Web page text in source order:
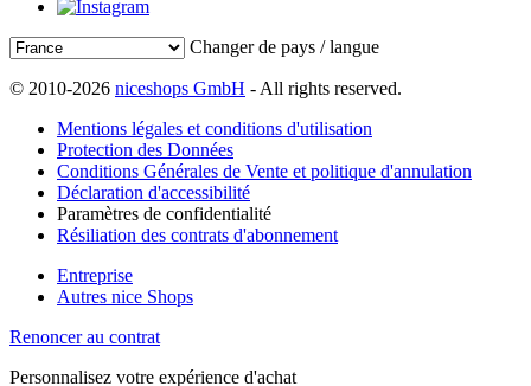
Changer de pays / langue
© 2010-2026 niceshops GmbH - All rights reserved.
Mentions légales et conditions d'utilisation
Protection des Données
Conditions Générales de Vente et politique d'annulation
Déclaration d'accessibilité
Paramètres de confidentialité
Résiliation des contrats d'abonnement
Entreprise
Autres nice Shops
Renoncer au contrat
Personnalisez votre expérience d'achat